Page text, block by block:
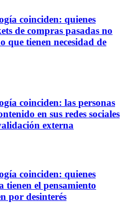
coinciden: quienes
de compras pasadas no
que tienen necesidad de
coinciden: las personas
en sus redes sociales
externa
coinciden: quienes
tienen el pensamiento
por desinterés